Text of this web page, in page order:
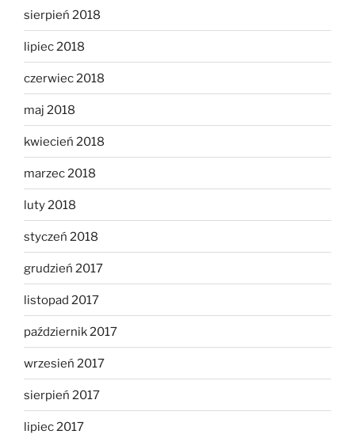
sierpień 2018
lipiec 2018
czerwiec 2018
maj 2018
kwiecień 2018
marzec 2018
luty 2018
styczeń 2018
grudzień 2017
listopad 2017
październik 2017
wrzesień 2017
sierpień 2017
lipiec 2017